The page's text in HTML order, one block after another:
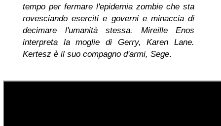
tempo per fermare l'epidemia zombie che sta
rovesciando eserciti e governi e minaccia di
decimare l'umanità stessa. Mireille Enos
interpreta la moglie di Gerry, Karen Lane.
Kertesz è il suo compagno d'armi, Sege.